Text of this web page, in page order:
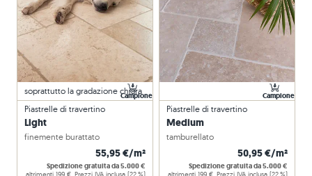
Piastrelle di travertino
Light
finemente burattato
55,95 €/m²
Spedizione gratuita da 5.000 €
altrimenti 199 €. Prezzi IVA inclusa (22 %)
soprattutto la gradazione chiara
Campione
Piastrelle di travertino
Medium
tamburellato
50,95 €/m²
Spedizione gratuita da 5.000 €
altrimenti 199 €. Prezzi IVA inclusa (22 %)
Campione